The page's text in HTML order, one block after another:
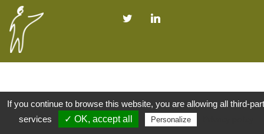
If you continue to browse this website, you are allowing all third-
services
✓ OK, accept all Personalize